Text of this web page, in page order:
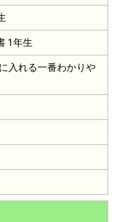
1年生
入れる一番わかりや